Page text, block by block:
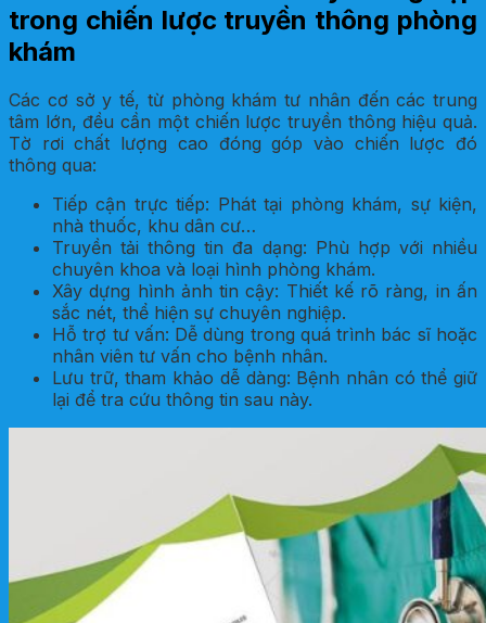
trong chiến lược truyền thông phòng
khám
Các cơ sở y tế, từ phòng khám tư nhân đến các trung
tâm lớn, đều cần một chiến lược truyền thông hiệu quả.
Tờ rơi chất lượng cao đóng góp vào chiến lược đó
thông qua:
Tiếp cận trực tiếp: Phát tại phòng khám, sự kiện,
nhà thuốc, khu dân cư…
Truyền tải thông tin đa dạng: Phù hợp với nhiều
chuyên khoa và loại hình phòng khám.
Xây dựng hình ảnh tin cậy: Thiết kế rõ ràng, in ấn
sắc nét, thể hiện sự chuyên nghiệp.
Hỗ trợ tư vấn: Dễ dùng trong quá trình bác sĩ hoặc
nhân viên tư vấn cho bệnh nhân.
Lưu trữ, tham khảo dễ dàng: Bệnh nhân có thể giữ
lại để tra cứu thông tin sau này.